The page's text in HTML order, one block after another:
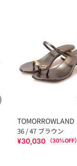
TOMORROWLAND
36 / 47 ブラウン
¥30,030 （30%OFF）